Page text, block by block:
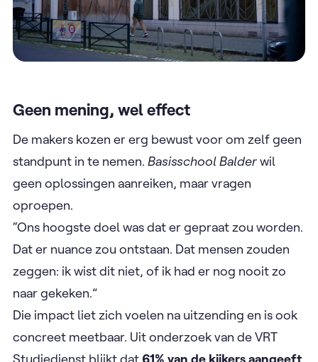
Geen mening, wel effect
De makers kozen er erg bewust voor om zelf geen
standpunt in te nemen. Basisschool Balderwil
geen oplossingen aanreiken, maar vragen
oproepen.
“Ons hoogste doel was dat er gepraat zou worden.
Dat er nuance zou ontstaan. Dat mensen zouden
zeggen: ik wist dit niet, of ik had er nog nooit zo
naar gekeken.”
Die impact liet zich voelen na uitzending en is ook
concreet meetbaar. Uit onderzoek van de VRT